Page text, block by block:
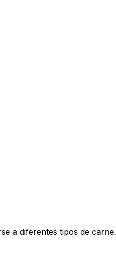
a diferentes tipos de carne.